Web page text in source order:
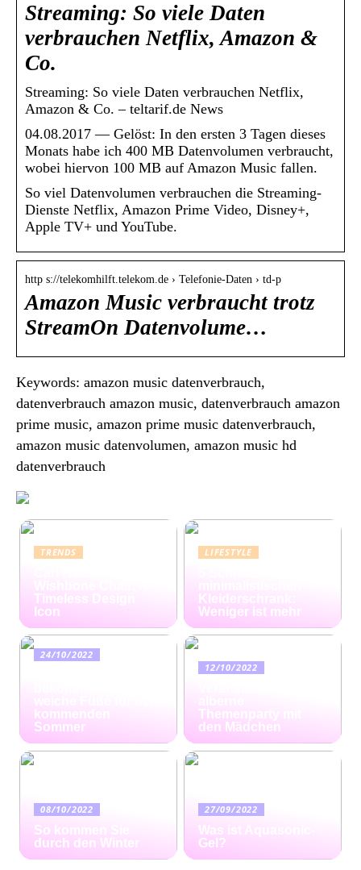
Streaming: So viele Daten
verbrauchen Netflix, Amazon &
Co.
Streaming: So viele Daten verbrauchen Netflix,
Amazon & Co. – teltarif.de News
04.08.2017 — Gelöst: In den ersten 3 Tagen dieses
Monats habe ich 400 MB Datenvolumen verbraucht,
wobei hiervon 100 MB auf Amazon Music fallen.
So viel Datenvolumen verbrauchen die Streaming-
Dienste Netflix, Amazon Prime Video, Disney+,
Apple TV+ und YouTube.
http s://telekomhilft.telekom.de › Telefonie-Daten › td-p
Amazon Music verbraucht trotz
StreamOn Datenvolume…
Keywords: amazon music datenverbrauch,
datenverbrauch amazon music, datenverbrauch amazon
prime music, amazon prime music datenverbrauch,
amazon music datenvolumen, amazon music hd
datenverbrauch
TRENDS
Timeless Design
Icon
LIFESTYLE
Kleiderschrank:
Weniger ist mehr
24/10/2022
kommenden
Sommer
12/10/2022
Themenparty mit
den Mädchen
08/10/2022
So kommen Sie
durch den Winter
27/09/2022
Was ist Aquasonic-
Gel?